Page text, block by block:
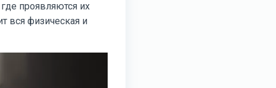
проявляются их
вся физическая и